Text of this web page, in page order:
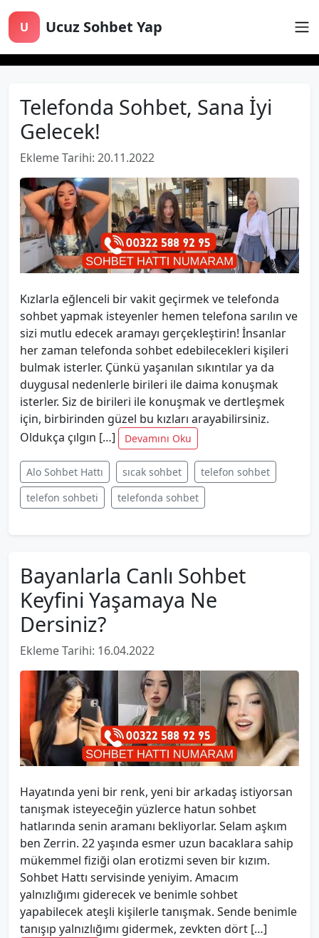
U Ucuz Sohbet Yap
Telefonda Sohbet, Sana İyi
Gelecek!
Ekleme Tarihi: 20.11.2022
Kızlarla eğlenceli bir vakit geçirmek ve telefonda
sohbet yapmak isteyenler hemen telefona sarılın ve
sizi mutlu edecek aramayı gerçekleştirin! İnsanlar
her zaman telefonda sohbet edebilecekleri kişileri
bulmak isterler. Çünkü yaşanılan sıkıntılar ya da
duygusal nedenlerle birileri ile daima konuşmak
isterler. Siz de birileri ile konuşmak ve dertleşmek
için, birbirinden güzel bu kızları arayabilirsiniz.
Oldukça çılgın […]
Devamını Oku
Alo Sohbet Hattı sıcak sohbet
telefon sohbet
telefon sohbeti
telefonda sohbet
Bayanlarla Canlı Sohbet
Keyfini Yaşamaya Ne
Dersiniz?
Ekleme Tarihi: 16.04.2022
Hayatında yeni bir renk, yeni bir arkadaş istiyorsan
tanışmak isteyeceğin yüzlerce hatun sohbet
hatlarında senin aramanı bekliyorlar. Selam aşkım
ben Zerrin. 22 yaşında esmer uzun bacaklara sahip
mükemmel fiziği olan erotizmi seven bir kızım.
Sohbet Hattı servisinde yeniyim. Amacım
yalnızlığımı giderecek ve benimle sohbet
yapabilecek ateşli kişilerle tanışmak. Sende benimle
tanışıp yalnızlığımı gidermek, zevkten dört […]